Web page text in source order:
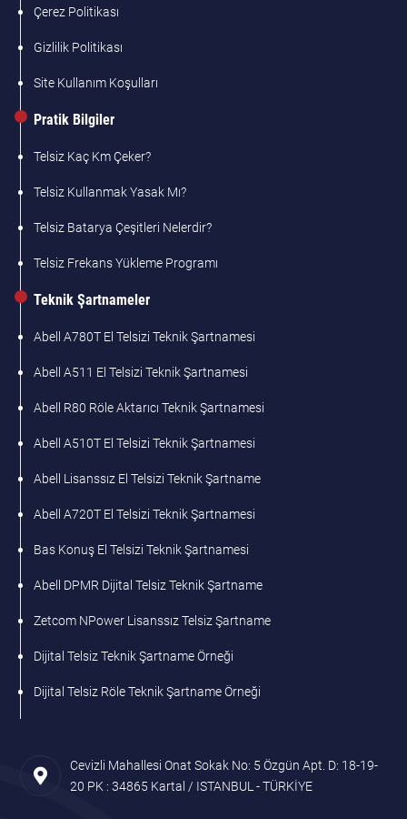
Çerez Politikası
Gizlilik Politikası
Site Kullanım Koşulları
Pratik Bilgiler
Telsiz Kaç Km Çeker?
Telsiz Kullanmak Yasak Mı?
Telsiz Batarya Çeşitleri Nelerdir?
Telsiz Frekans Yükleme Programı
Teknik Şartnameler
Abell A780T El Telsizi Teknik Şartnamesi
Abell A511 El Telsizi Teknik Şartnamesi
Abell R80 Röle Aktarıcı Teknik Şartnamesi
Abell A510T El Telsizi Teknik Şartnamesi
Abell Lisanssız El Telsizi Teknik Şartname
Abell A720T El Telsizi Teknik Şartnamesi
Bas Konuş El Telsizi Teknik Şartnamesi
Abell DPMR Dijital Telsiz Teknik Şartname
Zetcom NPower Lisanssız Telsiz Şartname
Dijital Telsiz Teknik Şartname Örneği
Dijital Telsiz Röle Teknik Şartname Örneği
Cevizli Mahallesi Onat Sokak No: 5 Özgün Apt. D: 18-19-
20 PK : 34865 Kartal / ISTANBUL - TÜRKİYE